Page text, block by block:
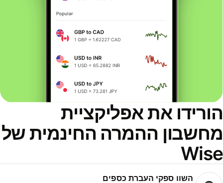
הורידו את אפליקציית
מחשבון ההמרה החינמית של
Wise
השוו ספקי העברת כספים